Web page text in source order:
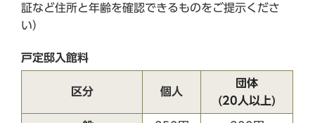
証など住所と年齢を確認できるものをご提示くださ
い）
戸定邸入館料
区分 個人
団体
(20人以上)